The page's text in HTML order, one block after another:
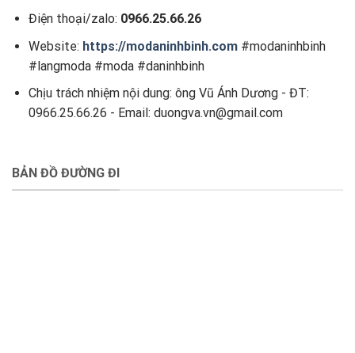
Điện thoại/zalo: 0966.25.66.26
Website: https://modaninhbinh.com#modaninhbinh
#langmoda #moda #daninhbinh
Chịu trách nhiệm nội dung: ông Vũ Ánh Dương - ĐT:
0966.25.66.26 - Email: duongva.vn@gmail.com
BẢN ĐỒ ĐƯỜNG ĐI